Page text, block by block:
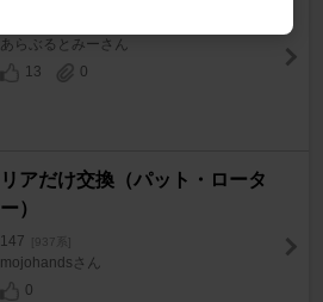
あらぶるとみーさん
13
0
リアだけ交換（パット・ロータ
ー）
147 [937系]
mojohandsさん
0